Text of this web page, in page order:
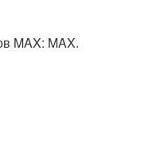
MAX: MAX.